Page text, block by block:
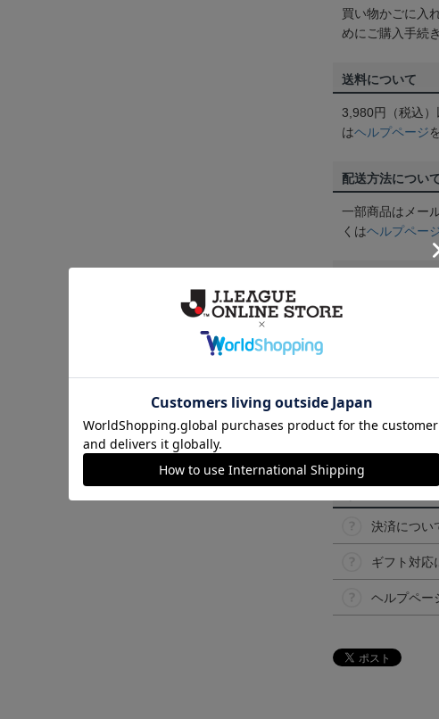
買い物かごに入
めにご購入手続
送料について
3,980円（税込）
はヘルプページ
配送方法につい
一部商品はメー
くはヘルプペー
【カラーについて
商品画像は、お
ンのメーカー・
なって見える場
【仕様について】
取り扱い商品に
予告なく変更に
決済につい
ギフト対応
ヘルプペー